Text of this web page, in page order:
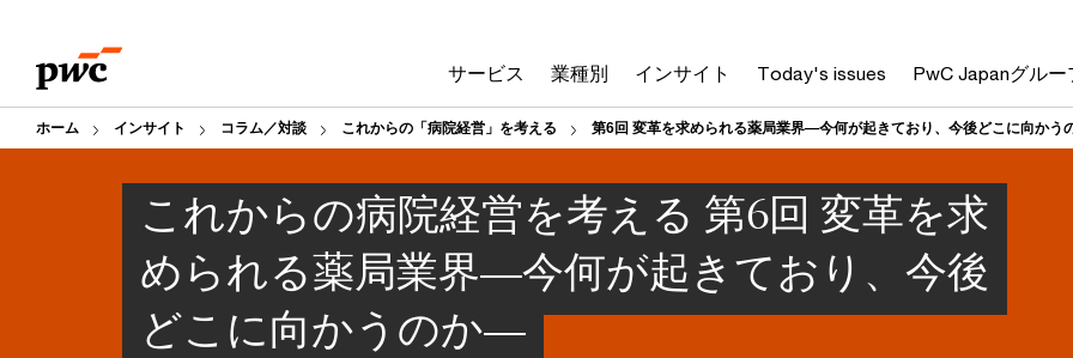
content
footer
サービス 業種別 インサイト Today's issues PwC Japanグルー
ホーム インサイト コラム／対談 これからの「病院経営」を考える 第6回 変革を求められる薬局業界―今何が起きており、今後どこに向かう
これからの病院経営を考える 第6回 変革を求
められる薬局業界―今何が起きており、今後
どこに向かうのか―